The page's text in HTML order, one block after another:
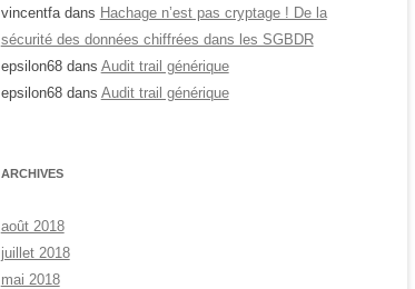
vincentfadans Hachage n’est pas cryptage ! De la
sécurité des données chiffrées dans les SGBDR
epsilon68dans Audit trail générique
epsilon68dans Audit trail générique
ARCHIVES
août 2018
juillet 2018
mai 2018